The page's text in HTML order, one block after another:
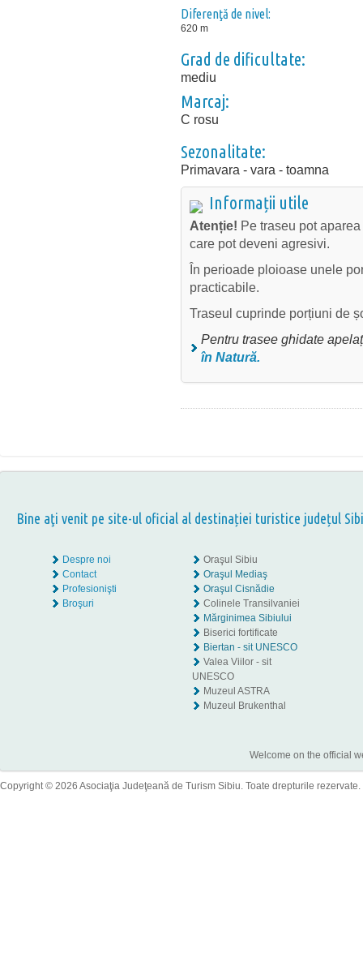
Diferenţă de nivel:
620 m
Grad de dificultate:
mediu
Marcaj:
C rosu
Sezonalitate:
Primavara - vara - toamna
Informații utile
Atenție! Pe traseu pot
care pot deveni agresivi.
În perioade ploioase unele
practicabile.
Traseul cuprinde porțiuni de
Pentru trasee ghidate
în Natură.
Bine aţi venit pe site-ul oficial al destinației turistice județul
Despre noi
Contact
Profesionişti
Broşuri
Oraşul Sibiu
Oraşul Mediaş
Oraşul Cisnădie
Colinele Transilvaniei
Mărginimea Sibiului
Biserici fortificate
Biertan - sit UNESCO
Valea Viilor - sit
UNESCO
Muzeul ASTRA
Muzeul Brukenthal
Welcome on the official
Copyright © 2026 Asociaţia Judeţeană de Turism Sibiu. Toate drepturile rezervate.